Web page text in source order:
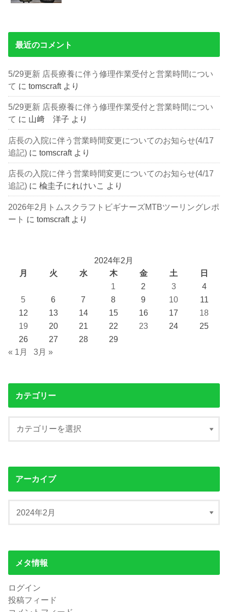
最近のコメント
5/29更新 店長療養に伴う修理作業受付と営業時間につい
て にtomscraftより
5/29更新 店長療養に伴う修理作業受付と営業時間につい
て に 山﨑 洋子 より
店長の入院に伴う営業時間変更についてのお知らせ(4/17
追記) にtomscraftより
店長の入院に伴う営業時間変更についてのお知らせ(4/17
追記) に楡圭子にれけいこ より
2026年2月トムスクラフトビギナーズMTBツーリングレポ
ート にtomscraftより
2024年2月
月
火 水 木 金 土
日
1
2 3
4
5
6 7 8 9 10
11
12
13 14 15 16 17
18
19
20 21 22 23 24
25
26
27 28
29
« 1月
3月 »
カテゴリー
アーカイブ
メタ情報
ログイン
投稿フィード